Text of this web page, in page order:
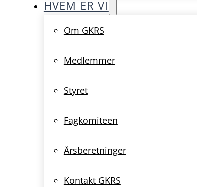
HVEM ER VI
Om GKRS
Medlemmer
Styret
Fagkomiteen
Årsberetninger
Kontakt GKRS